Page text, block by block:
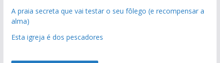
A praia secreta que vai testar o seu fôlego (e recompensar a
alma)
Esta igreja é dos pescadores